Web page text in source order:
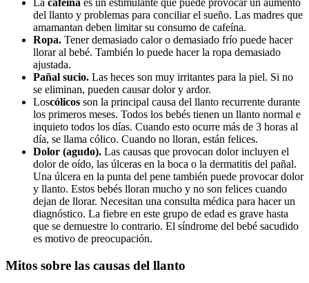
La cafeína es un estimulante que puede provocar un aumento
del llanto y problemas para conciliar el sueño. Las madres que
amamantan deben limitar su consumo de cafeína.
Ropa. Tener demasiado calor o demasiado frío puede hacer
llorar al bebé. También lo puede hacer la ropa demasiado
ajustada.
Pañal sucio. Las heces son muy irritantes para la piel. Si no
se eliminan, pueden causar dolor y ardor.
Loscólicos son la principal causa del llanto recurrente durante
los primeros meses. Todos los bebés tienen un llanto normal e
inquieto todos los días. Cuando esto ocurre más de 3 horas al
día, se llama cólico. Cuando no lloran, están felices.
Dolor (agudo). Las causas que provocan dolor incluyen el
dolor de oído, las úlceras en la boca o la dermatitis del pañal.
Una úlcera en la punta del pene también puede provocar dolor
y llanto. Estos bebés lloran mucho y no son felices cuando
dejan de llorar. Necesitan una consulta médica para hacer un
diagnóstico. La fiebre en este grupo de edad es grave hasta
que se demuestre lo contrario. El síndrome del bebé sacudido
es motivo de preocupación.
Mitos sobre las causas del llanto